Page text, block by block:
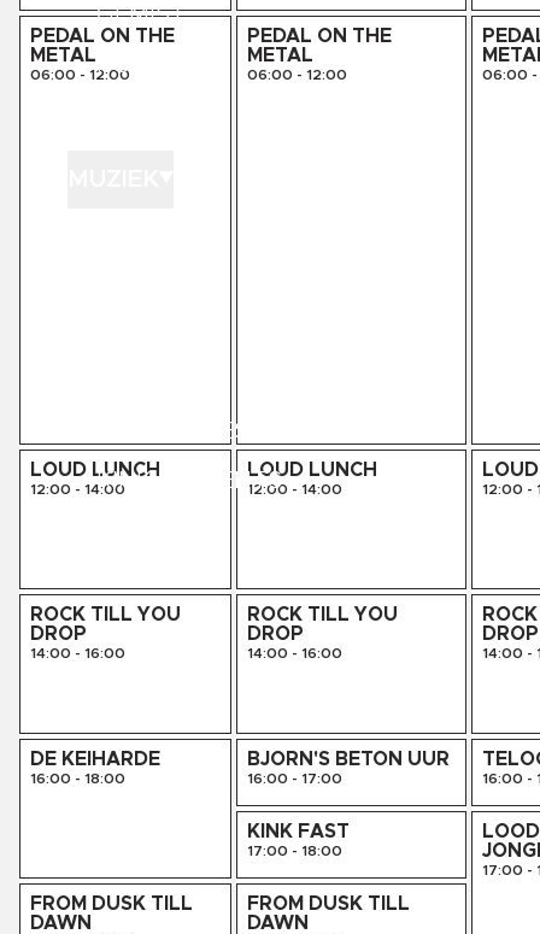
GEMIST
PODCASTS
LIVE SESSIES
KINK PRESENTS
PEDAL ON THE
METAL
06:00 - 12:00
LOUD LUNCH
12:00 - 14:00
ROCK TILL YOU
DROP
14:00 - 16:00
DE KEIHARDE
16:00 - 18:00
FROM DUSK TILL
DAWN
PEDAL ON THE
METAL
06:00 - 12:00
LOUD LUNCH
12:00 - 14:00
ROCK TILL YOU
DROP
14:00 - 16:00
BJORN'S BETON UUR
16:00 - 17:00
KINK FAST
17:00 - 18:00
FROM DUSK TILL
DAWN
06:00 -
12:00 -
DROP
14:00 -
16:00 -
17:00 -